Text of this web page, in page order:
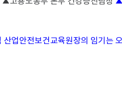
산업안전보건교육원장의 임기는